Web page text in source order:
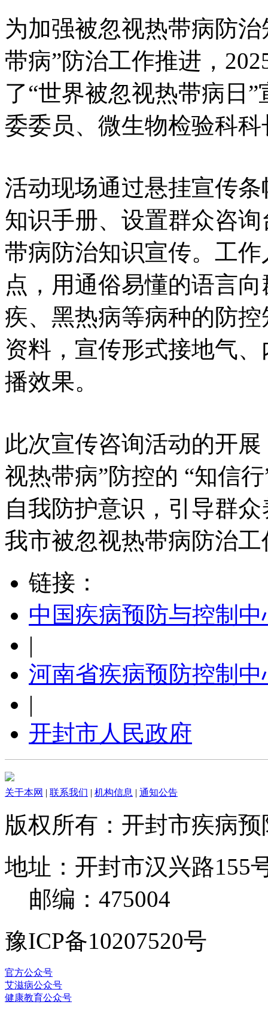
为加强被忽视热带病防
带病”防治工作推进，
了“世界被忽视热带病日
委委员、微生物检验科
活动现场通过悬挂宣传
知识手册、设置群众咨
带病防治知识宣传。工
点，用通俗易懂的语言
疾、黑热病等病种的防
资料，宣传形式接地气
播效果。
此次宣传咨询活动的开
视热带病”防控的 “知信
自我防护意识，引导群
我市被忽视热带病防治
链接：
中国疾病预防与控制中
|
河南省疾病预防控制中
|
开封市人民政府
关于本网 | 联系我们 | 机构信息 | 通知公告
版权所有：开封市疾病
地址：开封市汉兴路
邮编：475004
豫ICP备10207520号
官方公众号
艾滋病公众号
健康教育公众号